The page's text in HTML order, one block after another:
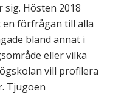
Hösten 2018
förfrågan till alla
bland annat i
eller vilka
vill profilera
Tjugoen